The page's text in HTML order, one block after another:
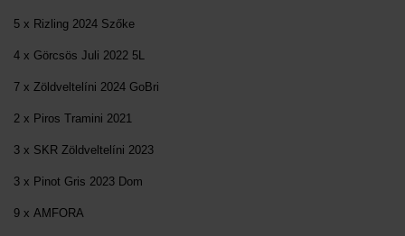
5 x Rizling 2024 Szőke
4 x Görcsös Juli 2022 5L
7 x Zöldveltelíni 2024 GoBri
2 x Piros Tramini 2021
3 x SKR Zöldveltelíni 2023
3 x Pinot Gris 2023 Dom
9 x AMFORA